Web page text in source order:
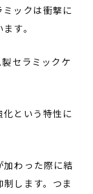
ックは衝撃に
す。
セラミックケ
という特性に
わった際に結
します。つま